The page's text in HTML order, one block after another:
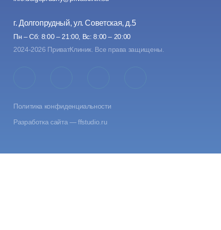
г. Долгопрудный, ул. Советская, д.5
Пн – Сб: 8:00 – 21:00, Вс: 8:00 – 20:00
2024-2026 ПриватКлиник. Все права защищены.
Политика конфиденциальности
Разработка сайта —ffstudio.ru